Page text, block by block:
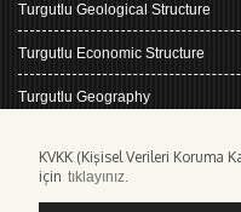
KVKK (Kişisel Verileri Koruma
için tıklayınız.
Turgutlu Geological Structure
Turgutlu Economic Structure
Turgutlu Geography
Climate Turgutlu